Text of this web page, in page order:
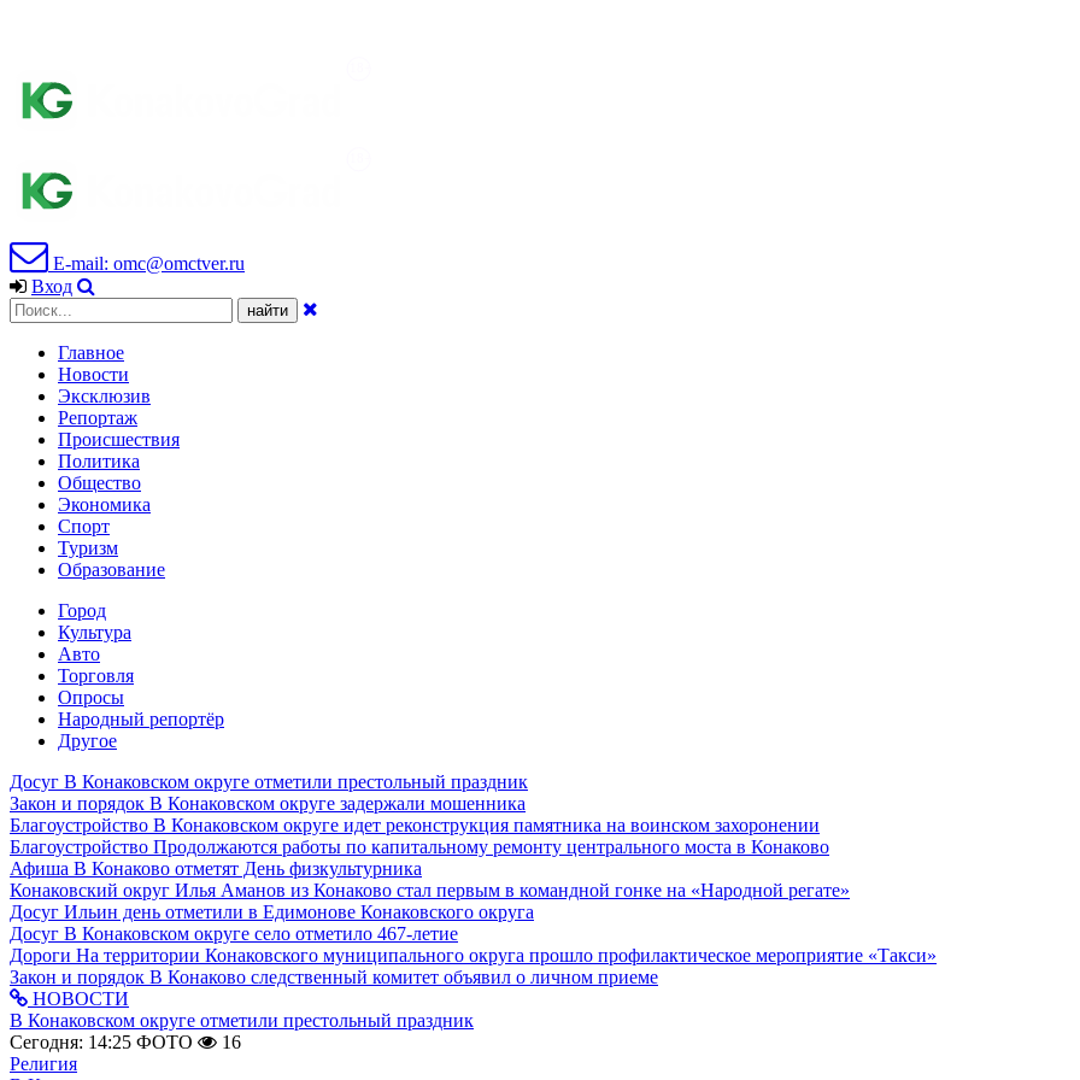
E-mail: omc@omctver.ru
Вход
Главное
Новости
Эксклюзив
Репортаж
Происшествия
Политика
Общество
Экономика
Спорт
Туризм
Образование
Город
Культура
Авто
Торговля
Опросы
Народный репортёр
Другое
Досуг В Конаковском округе отметили престольный праздник
Закон и порядок В Конаковском округе задержали мошенника
Благоустройство В Конаковском округе идет реконструкция памятника на воинском захоронении
Благоустройство Продолжаются работы по капитальному ремонту центрального моста в Конаково
Афиша В Конаково отметят День физкультурника
Конаковский округ Илья Аманов из Конаково стал первым в командной гонке на «Народной регате»
Досуг Ильин день отметили в Едимонове Конаковского округа
Досуг В Конаковском округе село отметило 467-летие
Дороги На территории Конаковского муниципального округа прошло профилактическое мероприятие «Такси»
Закон и порядок В Конаково следственный комитет объявил о личном приеме
НОВОСТИ
В Конаковском округе отметили престольный праздник
Сегодня: 14:25 ФОТО
16
Религия